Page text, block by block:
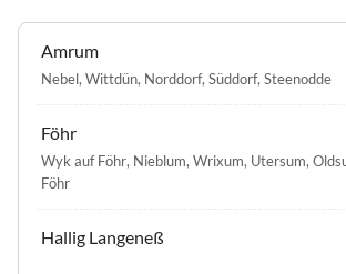
Amrum
Nebel, Wittdün, Norddorf, Süddorf, Steenodde
Föhr
Wyk auf Föhr, Nieblum, Wrixum, Utersum,
Föhr
Hallig Langeneß